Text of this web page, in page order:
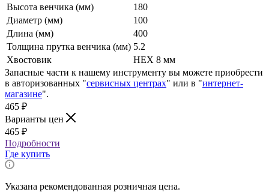
Высота венчика (мм)
180
Диаметр (мм)
100
Длина (мм)
400
Толщина прутка венчика (мм) 5.2
Хвостовик
HEX 8 мм
Запасные части к нашему инструменту вы можете приобрести
в авторизованных "сервисных центрах" или в "интернет-
магазине".
465 ₽
Варианты цен
465 ₽
Подробности
Где купить
Указана рекомендованная розничная цена.